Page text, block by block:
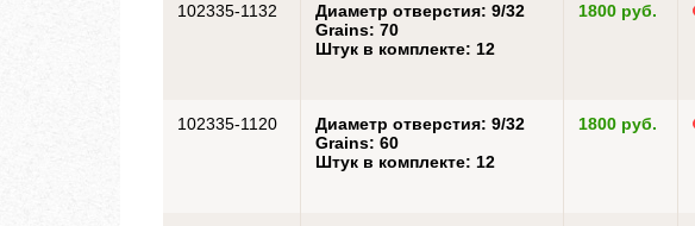
102335-1132
Диаметр отверстия: 9/32
Grains: 70
Штук в комплекте: 12
1800 руб.
102335-1120
Диаметр отверстия: 9/32
Grains: 60
Штук в комплекте: 12
1800 руб.